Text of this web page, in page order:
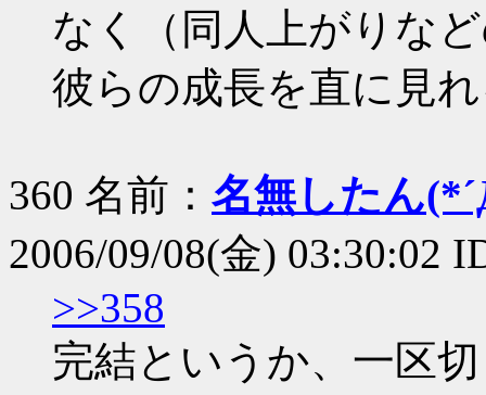
なく（同人上がりな
彼らの成長を直に見
360 名前： 名無したん
2006/09/08(金) 03:30:02
>>358
完結というか、一区